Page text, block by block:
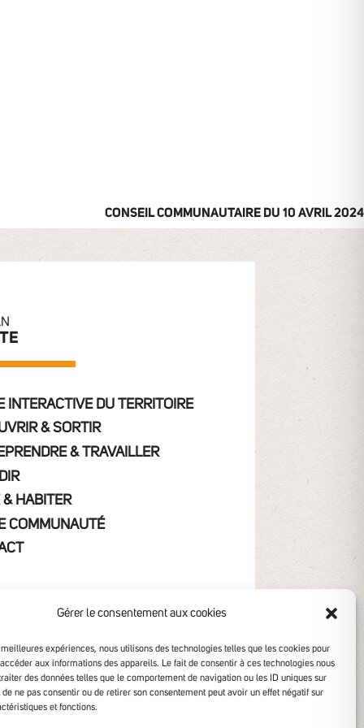
Gérer le consentement aux cookies
expériences, nous utilisons des technologies telles que les cookies pour
aux informations des appareils. Le fait de consentir à ces technologies nous
des données telles que le comportement de navigation ou les ID uniques sur
ne pas consentir ou de retirer son consentement peut avoir un effet négatif sur
et fonctions.
CONSEIL COMMUNAUTAIRE DU 10 AVRIL 2024
INTERACTIVE DU TERRITOIRE
& SORTIR
& TRAVAILLER
& HABITER
COMMUNAUTÉ